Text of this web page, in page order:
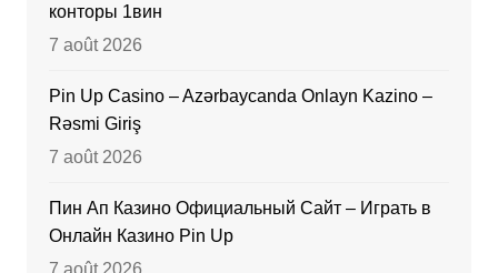
конторы 1вин
7 août 2026
Pin Up Casino – Azərbaycanda Onlayn Kazino –
Rəsmi Giriş
7 août 2026
Пин Ап Казино Официальный Сайт – Играть в
Онлайн Казино Pin Up
7 août 2026